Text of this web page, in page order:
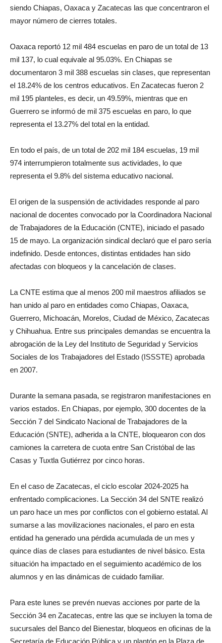
siendo Chiapas, Oaxaca y Zacatecas las que concentraron el
mayor número de cierres totales.
Oaxaca reportó 12 mil 484 escuelas en paro de un total de 13
mil 137, lo cual equivale al 95.03%. En Chiapas se
documentaron 3 mil 388 escuelas sin clases, que representan
el 18.24% de los centros educativos. En Zacatecas fueron 2
mil 195 planteles, es decir, un 49.59%, mientras que en
Guerrero se informó de mil 375 escuelas en paro, lo que
representa el 13.27% del total en la entidad.
En todo el país, de un total de 202 mil 184 escuelas, 19 mil
974 interrumpieron totalmente sus actividades, lo que
representa el 9.8% del sistema educativo nacional.
El origen de la suspensión de actividades responde al paro
nacional de docentes convocado por la Coordinadora Nacional
de Trabajadores de la Educación (CNTE), iniciado el pasado
15 de mayo. La organización sindical declaró que el paro sería
indefinido. Desde entonces, distintas entidades han sido
afectadas con bloqueos y la cancelación de clases.
La CNTE estima que al menos 200 mil maestros afiliados se
han unido al paro en entidades como Chiapas, Oaxaca,
Guerrero, Michoacán, Morelos, Ciudad de México, Zacatecas
y Chihuahua. Entre sus principales demandas se encuentra la
abrogación de la Ley del Instituto de Seguridad y Servicios
Sociales de los Trabajadores del Estado (ISSSTE) aprobada
en 2007.
Durante la semana pasada, se registraron manifestaciones en
varios estados. En Chiapas, por ejemplo, 300 docentes de la
Sección 7 del Sindicato Nacional de Trabajadores de la
Educación (SNTE), adherida a la CNTE, bloquearon con dos
camiones la carretera de cuota entre San Cristóbal de las
Casas y Tuxtla Gutiérrez por cinco horas.
En el caso de Zacatecas, el ciclo escolar 2024-2025 ha
enfrentado complicaciones. La Sección 34 del SNTE realizó
un paro hace un mes por conflictos con el gobierno estatal. Al
sumarse a las movilizaciones nacionales, el paro en esta
entidad ha generado una pérdida acumulada de un mes y
quince días de clases para estudiantes de nivel básico. Esta
situación ha impactado en el seguimiento académico de los
alumnos y en las dinámicas de cuidado familiar.
Para este lunes se prevén nuevas acciones por parte de la
Sección 34 en Zacatecas, entre las que se incluyen la toma de
sucursales del Banco del Bienestar, bloqueos en oficinas de la
Secretaría de Educación Pública y un plantón en la Plaza de